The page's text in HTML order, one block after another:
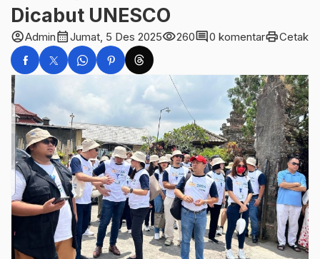
Dicabut UNESCO
account_circleAdmincalendar_monthJumat, 5 Des 2025visibility260comment0 komentarprintCetak